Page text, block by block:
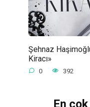
Şehnaz
Kiracı»
0 392
En